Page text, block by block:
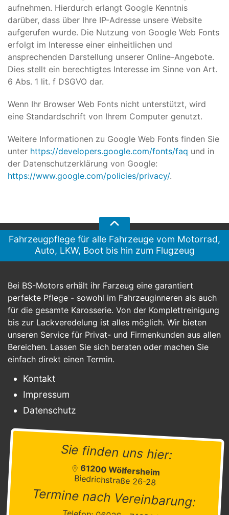
aufnehmen. Hierdurch erlangt Google Kenntnis
darüber, dass über Ihre IP-Adresse unsere Website
aufgerufen wurde. Die Nutzung von Google Web Fonts
erfolgt im Interesse einer einheitlichen und
ansprechenden Darstellung unserer Online-Angebote.
Dies stellt ein berechtigtes Interesse im Sinne von Art.
6 Abs. 1 lit. f DSGVO dar.
Wenn Ihr Browser Web Fonts nicht unterstützt, wird
eine Standardschrift von Ihrem Computer genutzt.
Weitere Informationen zu Google Web Fonts finden Sie
unter https://developers.google.com/fonts/faq und in
der Datenschutzerklärung von Google:
https://www.google.com/policies/privacy/.
Fahrzeugpflege für alle Fahrzeuge vom Motorrad,
Auto, LKW, Boot bis hin zum Flugzeug
Bei BS-Motors erhält ihr Farzeug eine garantiert
perfekte Pflege - sowohl im Fahrzeuginneren als auch
für die gesamte Karosserie. Von der Komplettreinigung
bis zur Lackveredelung ist alles möglich. Wir bieten
unseren Service für Privat- und Firmenkunden aus allen
Bereichen. Lassen Sie sich beraten oder machen Sie
einfach direkt einen Termin.
Kontakt
Impressum
Datenschutz
Sie finden uns hier:
61200 Wölfersheim
Biedrichstraße 26-28
Termine nach Vereinbarung: